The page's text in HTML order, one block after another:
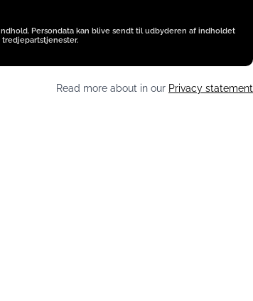
Persondata kan blive sendt til udbyderen af indholdet
tredjepartstjenester.
Read more about in our Privacy statement